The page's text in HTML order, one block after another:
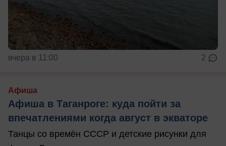
вчера в 11:00 2
Афиша
Афиша в Таганроге: куда пойти за
впечатлениями когда август в экваторе
Танцы со времён СССР и детские рисунки для